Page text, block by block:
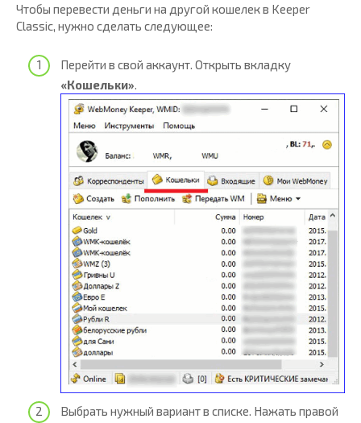
Чтобы перевести деньги на другой кошелек в Keeper
Classic, нужно сделать следующее:
Перейти в свой аккаунт. Открыть вкладку
«Кошельки».
Выбрать нужный вариант в списке. Нажать правой